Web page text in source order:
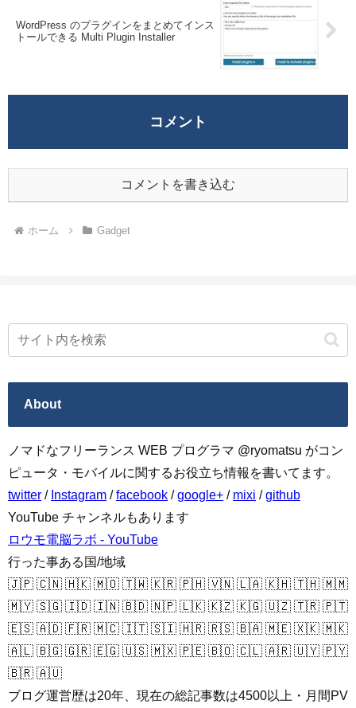
WordPress のプラグインをまとめてインス
トールできる Multi Plugin Installer
コメント
コメントを書き込む
ホーム Gadget
About
ノマドなフリーランス WEB プログラマ @ryomatsu がコン
ピュータ・モバイルに関するお役立ち情報を書いてます。
twitter / Instagram /facebook /google+ / mixi /github
YouTube チャンネルもあります
ロウモ電脳ラボ - YouTube
行った事ある国/地域
🇯🇵 🇨🇳 🇭🇰 🇲🇴 🇹🇼 🇰🇷 🇵🇭 🇻🇳 🇱🇦 🇰🇭 🇹🇭 🇲🇲
🇲🇾 🇸🇬 🇮🇩 🇮🇳 🇧🇩 🇳🇵 🇱🇰 🇰🇿 🇰🇬 🇺🇿 🇹🇷 🇵🇹
🇪🇸 🇦🇩 🇫🇷 🇲🇨 🇮🇹 🇸🇮 🇭🇷 🇷🇸 🇧🇦 🇲🇪 🇽🇰 🇲🇰
🇦🇱 🇧🇬 🇬🇷 🇪🇬 🇺🇸 🇲🇽 🇵🇪 🇧🇴 🇨🇱 🇦🇷 🇺🇾 🇵🇾
🇧🇷 🇦🇺
ブログ運営歴は20年、現在の総記事数は4500以上・月間PV